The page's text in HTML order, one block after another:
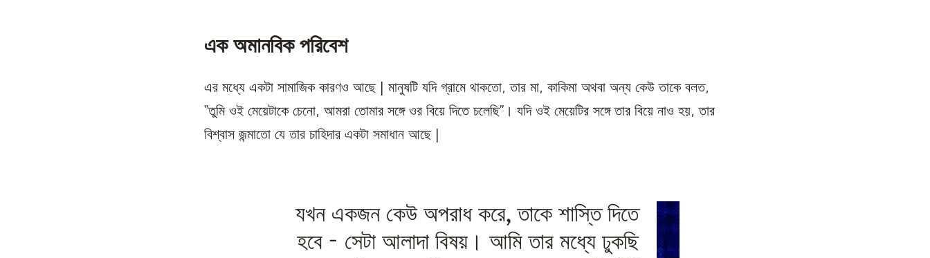
এক অমানবিক পরিবেশ
এর মধ্যে একটা সামাজিক কারণও আছে | মানুষটি যদি গ্রামে থাকতো, তার মা, কাকিমা অথবা অন্য কেউ তাকে বলত,
“তুমি ওই মেয়েটাকে চেনো, আমরা তোমার সঙ্গে ওর বিয়ে দিতে চলেছি”। যদি ওই মেয়েটির সঙ্গে তার বিয়ে নাও হয়, তার
বিশ্বাস জন্মাতো যে তার চাহিদার একটা সমাধান আছে |
যখন একজন কেউ অপরাধ করে, তাকে শাস্তি দিতে
হবে - সেটা আলাদা বিষয়। আমি তার মধ্যে ঢুকছি